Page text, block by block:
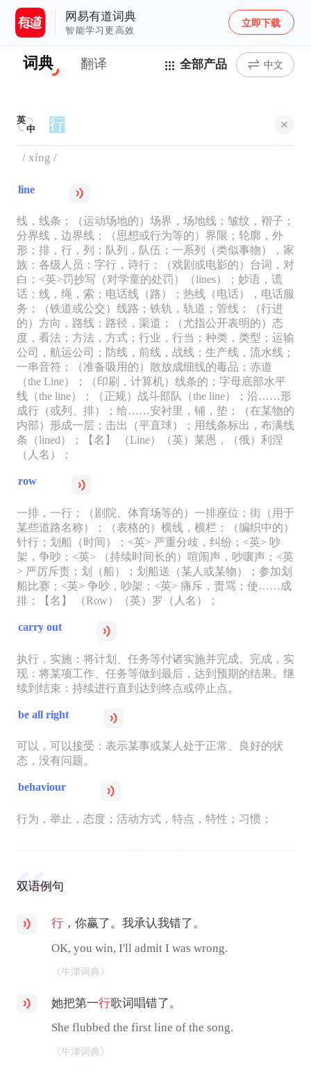
网易有道词典
智能学习更高效
立即下载
词典 翻译 全部产品 中文
英
中
/ xíng /
line
线，线条；（运动场地的）场界，场地线；皱纹，褶子；
分界线，边界线；（思想或行为等的）界限；轮廓，外
形；排，行，列；队列，队伍；一系列（类似事物），家
族；各级人员；字行，诗行；（戏剧或电影的）台词，对
白；<英>罚抄写（对学童的处罚）（lines）；妙语，谎
话；线，绳，索；电话线（路）；热线（电话），电话服
务；（铁道或公交）线路；铁轨，轨道；管线；（行进
的）方向，路线；路径，渠道；（尤指公开表明的）态
度，看法；方法，方式；行业，行当；种类，类型；运输
公司，航运公司；防线，前线，战线；生产线，流水线；
一串音符；（准备吸用的）散放成细线的毒品；赤道
（the Line）；（印刷，计算机）线条的；字母底部水平
线（the line）；（正规）战斗部队（the line）；沿……形
成行（或列、排）；给……安衬里，铺，垫；（在某物的
内部）形成一层；击出（平直球）；用线条标出，布满线
条（lined）；【名】 （Line）（英）莱恩，（俄）利涅
（人名）；
row
一排，一行；（剧院、体育场等的）一排座位；街（用于
某些道路名称）；（表格的）横线，横栏；（编织中的）
针行；划船（时间）；<英> 严重分歧，纠纷；<英> 吵
架，争吵；<英> （持续时间长的）喧闹声，吵嚷声；<英
> 严厉斥责；划（船）；划船送（某人或某物）；参加划
船比赛；<英> 争吵，吵架；<英> 痛斥，责骂；使……成
排；【名】 （Row）（英）罗（人名）；
carry out
执行，实施：将计划、任务等付诸实施并完成。完成，实
现：将某项工作、任务等做到最后，达到预期的结果。继
续到结束：持续进行直到达到终点或停止点。
be all right
可以，可以接受：表示某事或某人处于正常、良好的状
态，没有问题。
behaviour
行为，举止，态度；活动方式，特点，特性；习惯；
双语例句
行 ，你赢了。我承认我错了。
OK, you win, I'll admit I was wrong.
《牛津词典》
她把第一行歌词唱错了。
She flubbed the first line of the song.
《牛津词典》